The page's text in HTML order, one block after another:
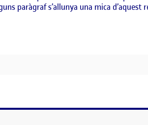
paràgraf s’allunya una mica d’aquest